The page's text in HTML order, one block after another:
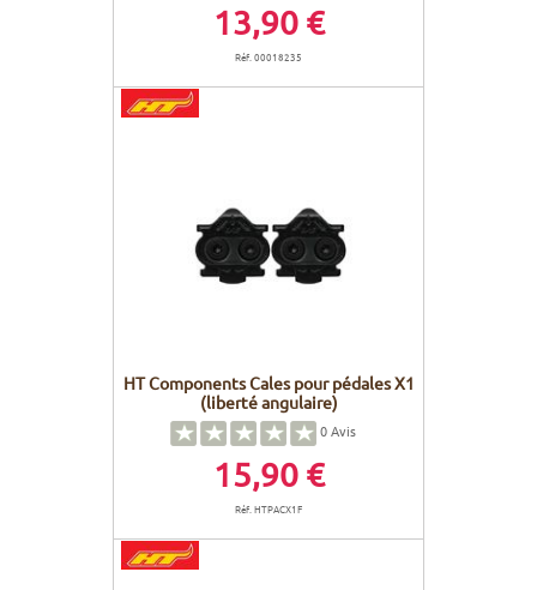
13,90 €
Réf. 00018235
HT Components Cales pour pédales X1
(liberté angulaire)
0Avis
15,90 €
Réf. HTPACX1F